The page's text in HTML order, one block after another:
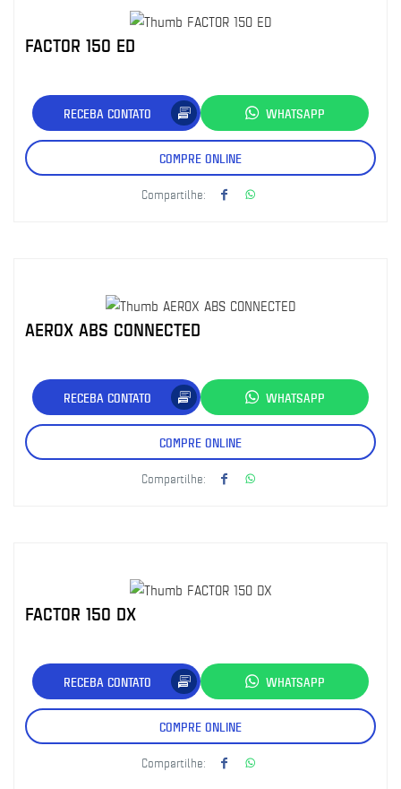
FACTOR 150 ED
RECEBA CONTATO WHATSAPP
COMPRE ONLINE
Compartilhe:
AEROX ABS CONNECTED
RECEBA CONTATO WHATSAPP
COMPRE ONLINE
Compartilhe:
FACTOR 150 DX
RECEBA CONTATO WHATSAPP
COMPRE ONLINE
Compartilhe: